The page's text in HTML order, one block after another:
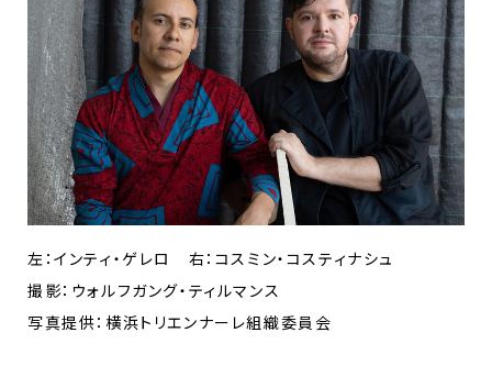
左：インティ・ゲレロ 右：コスミン・コスティナシュ
撮影：ウォルフガング・ティルマンス
写真提供：横浜トリエンナーレ組織委員会